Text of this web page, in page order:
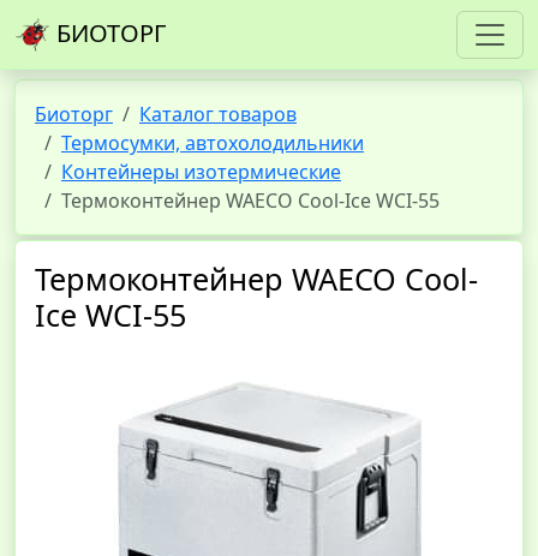
БИОТОРГ
Биоторг
Каталог товаров
Термосумки, автохолодильники
Контейнеры изотермические
Термоконтейнер WAECO Cool-Ice WCI-55
Термоконтейнер WAECO Cool-
Ice WCI-55